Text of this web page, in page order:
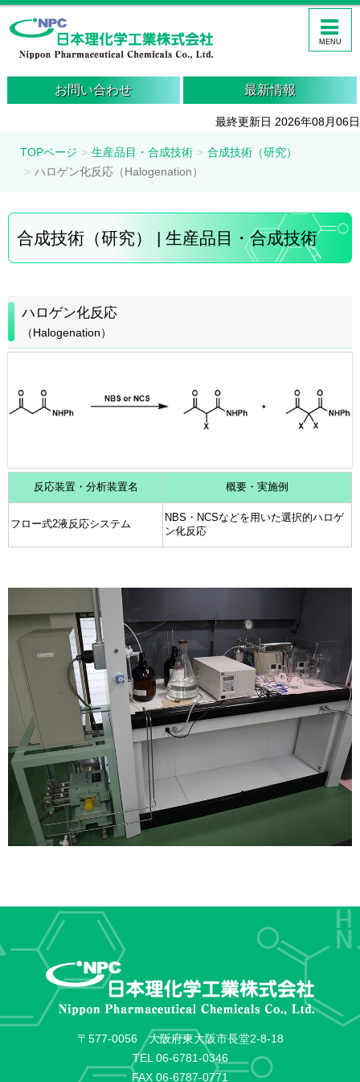
お問い合わせ 最新情報
最終更新日 2026年08月06日
TOPページ 生産品目・合成技術
合成技術（研究）
ハロゲン化反応（Halogenation）
合成技術（研究） | 生産品目・合成技術
ハロゲン化反応
（Halogenation）
反応装置・分析装置名 概要・実施例
フロー式2液反応システム
NBS・NCSなどを用いた選択的ハロゲ
ン化反応
〒577-0056 大阪府東大阪市長堂2-8-18
TEL 06-6781-0346
FAX 06-6787-0771
MENU